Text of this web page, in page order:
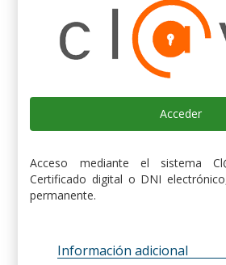
Acceder
Acceso mediante el sistema
Certificado digital o DNI
permanente.
Información adicional